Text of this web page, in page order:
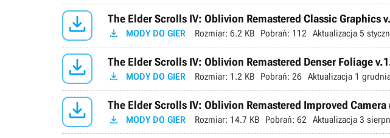
 The Elder Scrolls IV: Oblivion Remastered Classic Graphics
 MODY DO GIER Rozmiar: 6.2 KB Pobrań: 112 Aktualizacja 5
 The Elder Scrolls IV: Oblivion Remastered Denser Foliage
 MODY DO GIER Rozmiar: 1.2 KB Pobrań: 26 Aktualizacja 1
 The Elder Scrolls IV: Oblivion Remastered Improved
 MODY DO GIER Rozmiar: 14.7 KB Pobrań: 62 Aktualizacja 3